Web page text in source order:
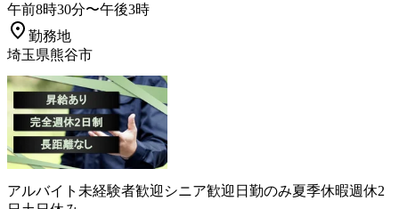
午前8時30分〜午後3時
勤務地
埼玉県熊谷市
アルバイト 未経験者歓迎 シニア歓迎 日勤のみ夏季休暇週休2